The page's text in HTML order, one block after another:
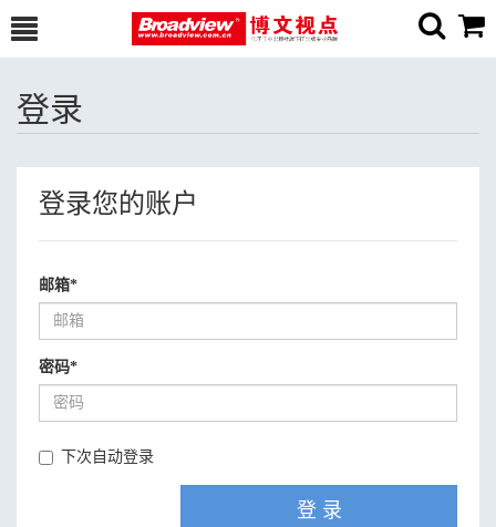
登录
登录您的账户
邮箱*
密码*
下次自动登录
登 录